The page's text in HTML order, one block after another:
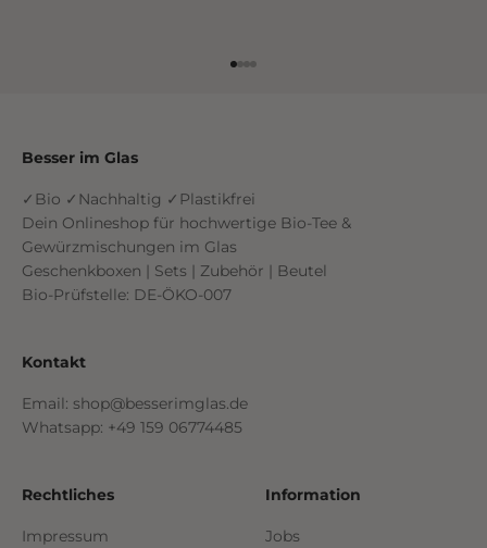
Besser im Glas
✓Bio ✓Nachhaltig ✓Plastikfrei
Dein Onlineshop für hochwertige Bio-Tee &
Gewürzmischungen im Glas
Geschenkboxen | Sets | Zubehör | Beutel
Bio-Prüfstelle: DE-ÖKO-007
Kontakt
Email: shop@besserimglas.de
Whatsapp: +49 159 06774485
Rechtliches
Impressum
Information
Jobs